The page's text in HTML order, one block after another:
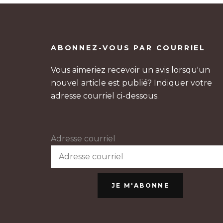
ABONNEZ-VOUS PAR COURRIEL
Vous aimeriez recevoir un avis lorsqu'un
nouvel article est publié? Indiquer votre
adresse courriel ci-dessous.
Adresse courriel
JE M'ABONNE